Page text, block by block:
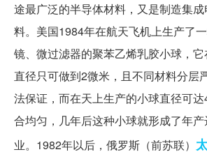
途最广泛的半导体材料，又是制造集
料。美国1984年在航天飞机上生产了
镜、微过滤器的聚苯乙烯乳胶小球，
直径只可做到2微米，且不同材料分层
法保证，而在天上生产的小球直径可
合均匀，几年后这种小球就形成了年
业。1982年以后，俄罗斯（前苏联）